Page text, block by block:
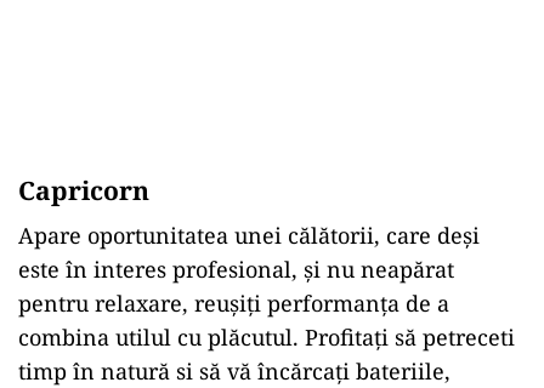
Capricorn
Apare oportunitatea unei călătorii, care deși
este în interes profesional, și nu neapărat
pentru relaxare, reușiți performanța de a
combina utilul cu plăcutul. Profitați să petreceti
timp în natură si să vă încărcați bateriile,